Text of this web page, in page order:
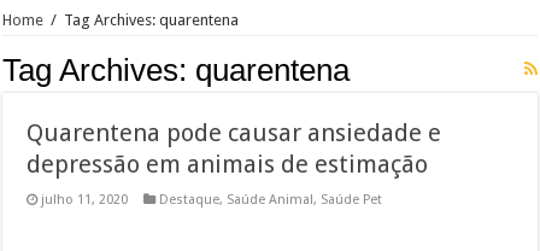
Rio Preto inaugura neste sábado, dia 21, às 10h, o primeiro Pet Park da cidade
Estado anuncia hospital veterinário em Rio Preto
Conheça quatro benefícios do selênio orgânico nas rações para pets
Paulo de Faria terá canil municipal
Quarentena pode causar ansiedade e depressão em animais de estimação
Home / Tag Archives: quarentena
Tag Archives: quarentena
Quarentena pode causar ansiedade e
depressão em animais de estimação
julho 11, 2020 Destaque, Saúde Animal, Saúde Pet